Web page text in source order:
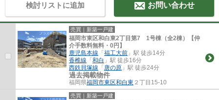
検討リストに追加 お問い合わせ
売買｜新築一戸建
福岡市東区和白東2丁目第7 1号棟（全2棟）【仲
介手数料無料・0円】
鹿児島本線 「 福工大前 」駅 徒歩14分
香椎線 「 和白 」駅 徒歩16分
西鉄貝塚線 「 唐の原 」駅 徒歩24分
過去掲載物件
福岡県福岡市東区和白東 ２丁目15-10
売買｜新築一戸建